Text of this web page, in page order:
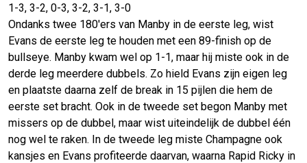
1-3, 3-2, 0-3, 3-2, 3-1, 3-0
Ondanks twee 180'ers van Manby in de eerste leg, wist
Evans de eerste leg te houden met een 89-finish op de
bullseye. Manby kwam wel op 1-1, maar hij miste ook in de
derde leg meerdere dubbels. Zo hield Evans zijn eigen leg
en plaatste daarna zelf de break in 15 pijlen die hem de
eerste set bracht. Ook in de tweede set begon Manby met
missers op de dubbel, maar wist uiteindelijk de dubbel één
nog wel te raken. In de tweede leg miste Champagne ook
kansjes en Evans profiteerde daarvan, waarna Rapid Ricky in